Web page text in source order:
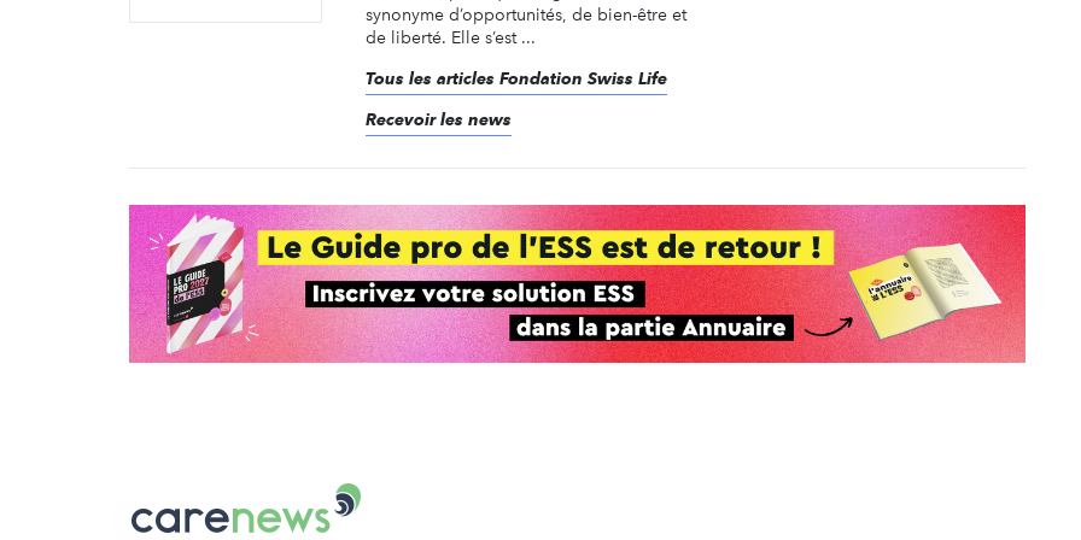
synonyme d’opportunités, de bien-être et
de liberté. Elle s’est ...
Tous les articles Fondation Swiss Life
Recevoir les news
Le